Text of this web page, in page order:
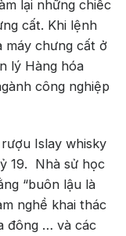
lại những chiếc
cất. Khi lệnh
máy chưng cất ở
lý Hàng hóa
công nghiệp
Islay whisky
19. Nhà sử học
“buôn lậu là
nghề khai thác
đông … và các